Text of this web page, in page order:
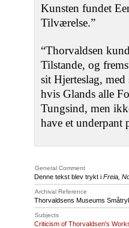
Kunsten fundet
Tilværelse.”
“Thorvaldsen
Tilstande, og
sit Hjerteslag,
hvis Glands alle
Tungsind, men
have et underpant
General Comment
Denne tekst blev trykt i Freia,
Archival Reference
Thorvaldsens Museums
Subjects
Criticism of Thorvaldsen's